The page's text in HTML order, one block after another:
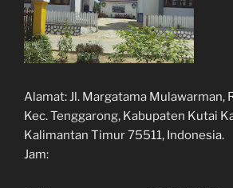
Alamat:Jl. Margatama Mulawarman,
Kec. Tenggarong, Kabupaten Kutai
Kalimantan Timur 75511, Indonesia.
Jam: